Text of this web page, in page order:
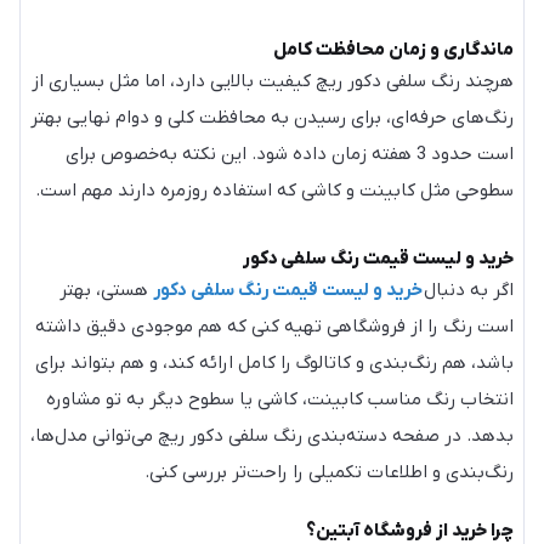
ماندگاری و زمان محافظت کامل
هرچند رنگ سلفی دکور ریچ کیفیت بالایی دارد، اما مثل بسیاری از
رنگ‌های حرفه‌ای، برای رسیدن به محافظت کلی و دوام نهایی بهتر
است حدود 3 هفته زمان داده شود. این نکته به‌خصوص برای
سطوحی مثل کابینت و کاشی که استفاده روزمره دارند مهم است.
خرید و لیست قیمت رنگ سلفی دکور
اگر به دنبالخرید و لیست قیمت رنگ سلفی دکور هستی، بهتر
است رنگ را از فروشگاهی تهیه کنی که هم موجودی دقیق داشته
باشد، هم رنگ‌بندی و کاتالوگ را کامل ارائه کند، و هم بتواند برای
انتخاب رنگ مناسب کابینت، کاشی یا سطوح دیگر به تو مشاوره
بدهد. در صفحه دسته‌بندی رنگ سلفی دکور ریچ می‌توانی مدل‌ها،
رنگ‌بندی و اطلاعات تکمیلی را راحت‌تر بررسی کنی.
چرا خرید از فروشگاه آبتین؟